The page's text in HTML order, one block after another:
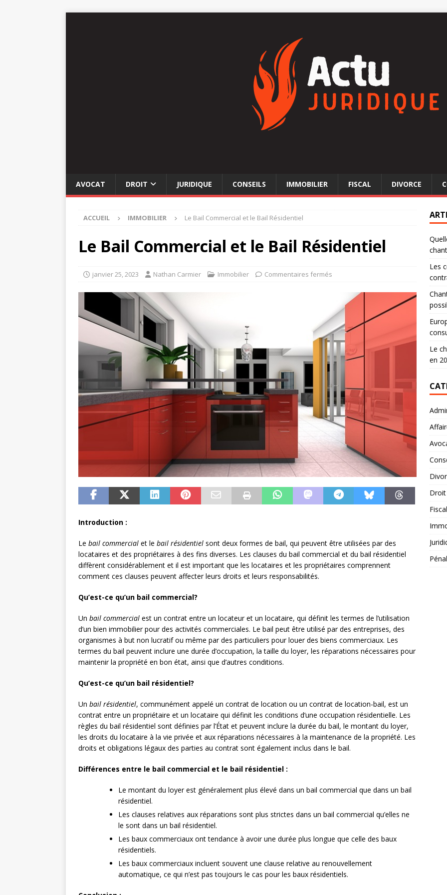
AVOCAT DROIT JURIDIQUE CONSEILS IMMOBILIER FISCAL DIVORCE
ACCUEIL IMMOBILIER Le Bail Commercial et le Bail Résidentiel
Le Bail Commercial et le Bail Résidentiel
janvier 25, 2023 Nathan Carmier Immobilier Commentaires fermés
Introduction :
Le bail commercial et le bail résidentiel sont deux formes de bail, qui peuvent être utilisées par des
locataires et des propriétaires à des fins diverses. Les clauses du bail commercial et du bail résidentiel
diffèrent considérablement et il est important que les locataires et les propriétaires comprennent
comment ces clauses peuvent affecter leurs droits et leurs responsabilités.
Qu’est-ce qu’un bail commercial?
Un bail commercial est un contrat entre un locateur et un locataire, qui définit les termes de l’utilisation
d’un bien immobilier pour des activités commerciales. Le bail peut être utilisé par des entreprises, des
organismes à but non lucratif ou même par des particuliers pour louer des biens commerciaux. Les
termes du bail peuvent inclure une durée d’occupation, la taille du loyer, les réparations nécessaires pour
maintenir la propriété en bon état, ainsi que d’autres conditions.
Qu’est-ce qu’un bail résidentiel?
Un bail résidentiel, communément appelé un contrat de location ou un contrat de location-bail, est un
contrat entre un propriétaire et un locataire qui définit les conditions d’une occupation résidentielle. Les
règles du bail résidentiel sont définies par l’État et peuvent inclure la durée du bail, le montant du loyer,
les droits du locataire à la vie privée et aux réparations nécessaires à la maintenance de la propriété. Les
droits et obligations légaux des parties au contrat sont également inclus dans le bail.
Différences entre le bail commercial et le bail résidentiel :
Le montant du loyer est généralement plus élevé dans un bail commercial que dans un bail
résidentiel.
Les clauses relatives aux réparations sont plus strictes dans un bail commercial qu’elles ne
le sont dans un bail résidentiel.
Les baux commerciaux ont tendance à avoir une durée plus longue que celle des baux
résidentiels.
Les baux commerciaux incluent souvent une clause relative au renouvellement
automatique, ce qui n’est pas toujours le cas pour les baux résidentiels.
Les
Le
en
Droit
Fiscal
Pénal